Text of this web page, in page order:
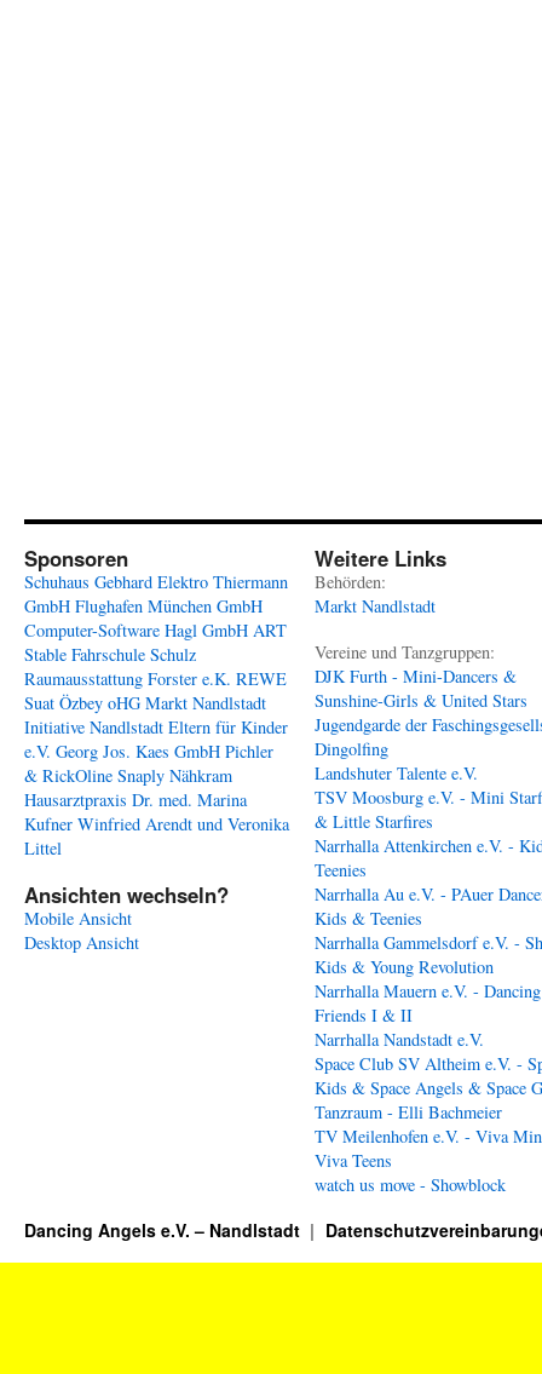
Sponsoren
Schuhaus Gebhard Elektro Thiermann
GmbH Flughafen München GmbH
Computer-Software Hagl GmbH ART
Stable Fahrschule Schulz
Raumausstattung Forster e.K. REWE
Suat Özbey oHG Markt Nandlstadt
Initiative Nandlstadt Eltern für Kinder
e.V. Georg Jos. Kaes GmbH Pichler
& RickOline Snaply Nähkram
Hausarztpraxis Dr. med. Marina
Kufner Winfried Arendt und Veronika
Littel
Ansichten wechseln?
Mobile Ansicht
Desktop Ansicht
Weitere Links
Behörden:
Markt Nandlstadt
Vereine und Tanzgruppen:
DJK Furth - Mini-Dancers &
Sunshine-Girls & United Stars
Jugendgarde der
Dingolfing
Landshuter Talente e.V.
TSV Moosburg e.V. - Mini
& Little Starfires
Narrhalla Attenkirchen e.V. -
Teenies
Narrhalla Au e.V. - PAuer
Kids & Teenies
Narrhalla Gammelsdorf e.V. -
Kids & Young Revolution
Narrhalla Mauern e.V. - Dancing
Friends I & II
Narrhalla Nandstadt e.V.
Space Club SV Altheim e.V. -
Kids & Space Angels & Space
Tanzraum - Elli Bachmeier
TV Meilenhofen e.V. - Viva
Viva Teens
watch us move - Showblock
Dancing Angels e.V. – Nandlstadt